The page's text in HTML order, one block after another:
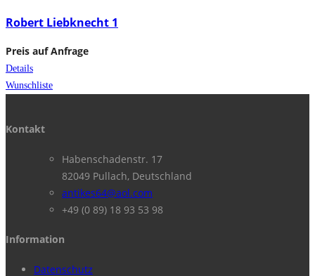
Robert Liebknecht 1
Preis auf Anfrage
Details
Wunschliste
Kontakt
Habenschadenstr. 17
82049 Pullach, Deutschland
antikes64@aol.com
+49 (0 89) 18 93 53 98
Information
Datenschutz